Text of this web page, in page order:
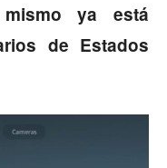
ya está
de Estados